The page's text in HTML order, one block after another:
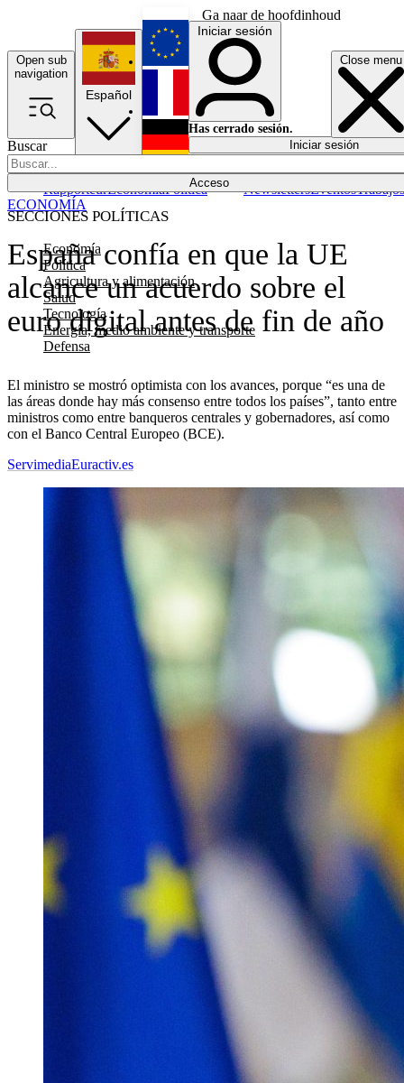
Ga naar de hoofdinhoud
Open sub
navigation
Close menu
Buscar
Acceso
SECCIONES POLÍTICAS
Economía
Política
Agricultura y alimentación
Salud
Tecnología
Energía, medio ambiente y transporte
Defensa
RapporteurEconomíaPolítica NewslettersEventosTrabajos
Español
English
Français
Iniciar sesión
Has cerrado sesión.
Iniciar sesión
España confía en que la UE
alcance un acuerdo sobre el
euro digital antes de fin de año
El ministro se mostró optimista con los avances, porque “es una de
las áreas donde hay más consenso entre todos los países”, tanto entre
ministros como entre banqueros centrales y gobernadores, así como
con el Banco Central Europeo (BCE).
ECONOMÍA
ServimediaEuractiv.es